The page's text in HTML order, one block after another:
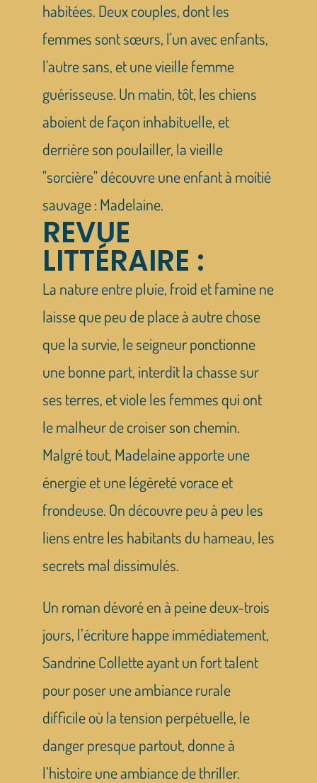
habitées. Deux couples, dont les
femmes sont sœurs, l'un avec enfants,
l'autre sans, et une vieille femme
guérisseuse. Un matin, tôt, les chiens
aboient de façon inhabituelle, et
derrière son poulailler, la vieille
"sorcière" découvre une enfant à moitié
sauvage : Madelaine.
REVUE
LITTÉRAIRE :
La nature entre pluie, froid et famine ne
laisse que peu de place à autre chose
que la survie, le seigneur ponctionne
une bonne part, interdit la chasse sur
ses terres, et viole les femmes qui ont
le malheur de croiser son chemin.
Malgré tout, Madelaine apporte une
énergie et une légèreté vorace et
frondeuse. On découvre peu à peu les
liens entre les habitants du hameau, les
secrets mal dissimulés.
Un roman dévoré en à peine deux-trois
jours, l’écriture happe immédiatement,
Sandrine Collette ayant un fort talent
pour poser une ambiance rurale
difficile où la tension perpétuelle, le
danger presque partout, donne à
l’histoire une ambiance de thriller.